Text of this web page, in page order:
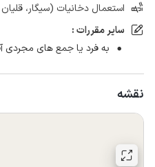
استعمال دخانیات (سیگار،
سایر مقررات :
به فرد یا جمع های مجردی
نقشه